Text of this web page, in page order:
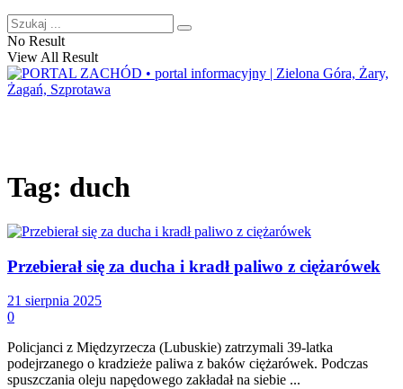
No Result
View All Result
Tag: duch
Przebierał się za ducha i kradł paliwo z ciężarówek
21 sierpnia 2025
0
Policjanci z Międzyrzecza (Lubuskie) zatrzymali 39-latka
podejrzanego o kradzieże paliwa z baków ciężarówek. Podczas
spuszczania oleju napędowego zakładał na siebie ...